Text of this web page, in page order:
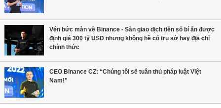
Vén bức màn về Binance - Sàn giao dịch tiền số bí ẩn được
định giá 300 tỷ USD nhưng không hề có trụ sở hay địa chỉ
chính thức
CEO Binance CZ: “Chúng tôi sẽ tuân thủ pháp luật Việt
Nam!”